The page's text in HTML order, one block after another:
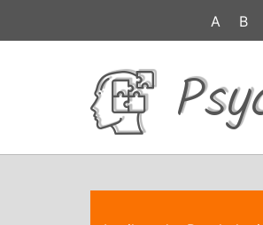
A B